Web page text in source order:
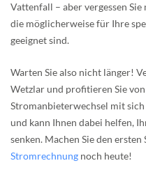
Vattenfall – aber vergessen
die möglicherweise für Ihre
geeignet sind.
Warten Sie also nicht länger!
Wetzlar und profitieren Sie
Stromanbieterwechsel mit
und kann Ihnen dabei helfen,
senken. Machen Sie den
Stromrechnung noch heute!